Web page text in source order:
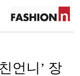
언니’ 장